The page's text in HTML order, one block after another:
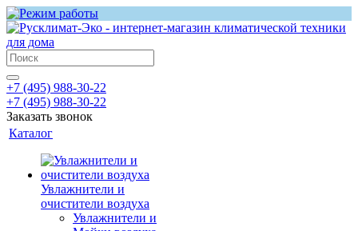
+7 (495) 988-30-22
+7 (495) 988-30-22
Заказать звонок
Каталог
Увлажнители и
очистители воздуха
Увлажнители и